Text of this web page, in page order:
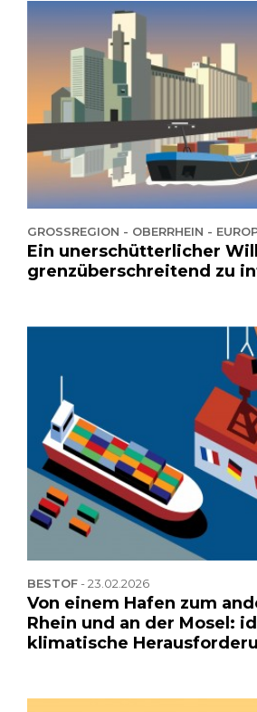
GROSSREGION - OBERRHEIN -
Ein unerschütterlicher
grenzüberschreitend zu
BESTOF-23.02.2026
Von einem Hafen zum
Rhein und an der Mosel:
klimatische